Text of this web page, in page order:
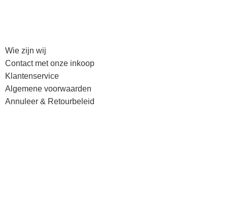
Wie zijn wij
Contact met onze inkoop
Klantenservice
Algemene voorwaarden
Annuleer & Retourbeleid